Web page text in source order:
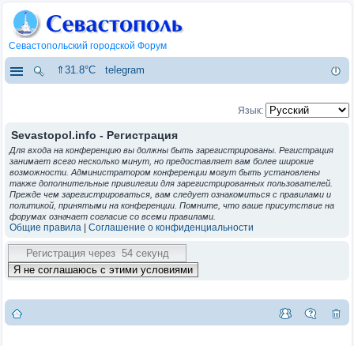
Севастопольский городской Форум
⇑31.8°C telegram
Язык:
Sevastopol.info - Регистрация
Для входа на конференцию вы должны быть зарегистрированы. Регистрация
занимает всего несколько минут, но предоставляет вам более широкие
возможности. Администратором конференции могут быть установлены
также дополнительные привилегии для зарегистрированных пользователей.
Прежде чем зарегистрироваться, вам следует ознакомиться с правилами и
политикой, принятыми на конференции. Помните, что ваше присутствие на
форумах означает согласие со всеми правилами.
Общие правила Соглашение о конфиденциальности